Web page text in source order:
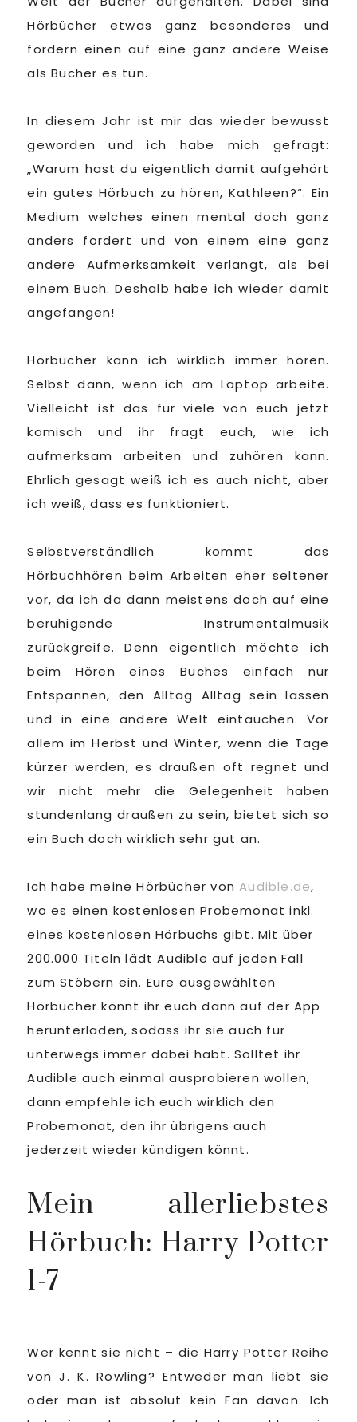
Hörbücher etwas ganz besonderes und
fordern einen auf eine ganz andere Weise
als Bücher es tun.
In diesem Jahr ist mir das wieder bewusst
geworden und ich habe mich gefragt:
„Warum hast du eigentlich damit aufgehört
ein gutes Hörbuch zu hören, Kathleen?“. Ein
Medium welches einen mental doch ganz
anders fordert und von einem eine ganz
andere Aufmerksamkeit verlangt, als bei
einem Buch. Deshalb habe ich wieder damit
angefangen!
Hörbücher kann ich wirklich immer hören.
Selbst dann, wenn ich am Laptop arbeite.
Vielleicht ist das für viele von euch jetzt
komisch und ihr fragt euch, wie ich
aufmerksam arbeiten und zuhören kann.
Ehrlich gesagt weiß ich es auch nicht, aber
ich weiß, dass es funktioniert.
Selbstverständlich kommt das
Hörbuchhören beim Arbeiten eher seltener
vor, da ich da dann meistens doch auf eine
beruhigende Instrumentalmusik
zurückgreife. Denn eigentlich möchte ich
beim Hören eines Buches einfach nur
Entspannen, den Alltag Alltag sein lassen
und in eine andere Welt eintauchen. Vor
allem im Herbst und Winter, wenn die Tage
kürzer werden, es draußen oft regnet und
wir nicht mehr die Gelegenheit haben
stundenlang draußen zu sein, bietet sich so
ein Buch doch wirklich sehr gut an.
Ich habe meine Hörbücher vonAudible.de,
wo es einen kostenlosen Probemonat inkl.
eines kostenlosen Hörbuchs gibt. Mit über
200.000 Titeln lädt Audible auf jeden Fall
zum Stöbern ein. Eure ausgewählten
Hörbücher könnt ihr euch dann auf der App
herunterladen, sodass ihr sie auch für
unterwegs immer dabei habt. Solltet ihr
Audible auch einmal ausprobieren wollen,
dann empfehle ich euch wirklich den
Probemonat, den ihr übrigens auch
jederzeit wieder kündigen könnt.
Mein allerliebstes
Hörbuch: Harry Potter
1-7
Wer kennt sie nicht – die Harry Potter Reihe
von J. K. Rowling? Entweder man liebt sie
oder man ist absolut kein Fan davon. Ich